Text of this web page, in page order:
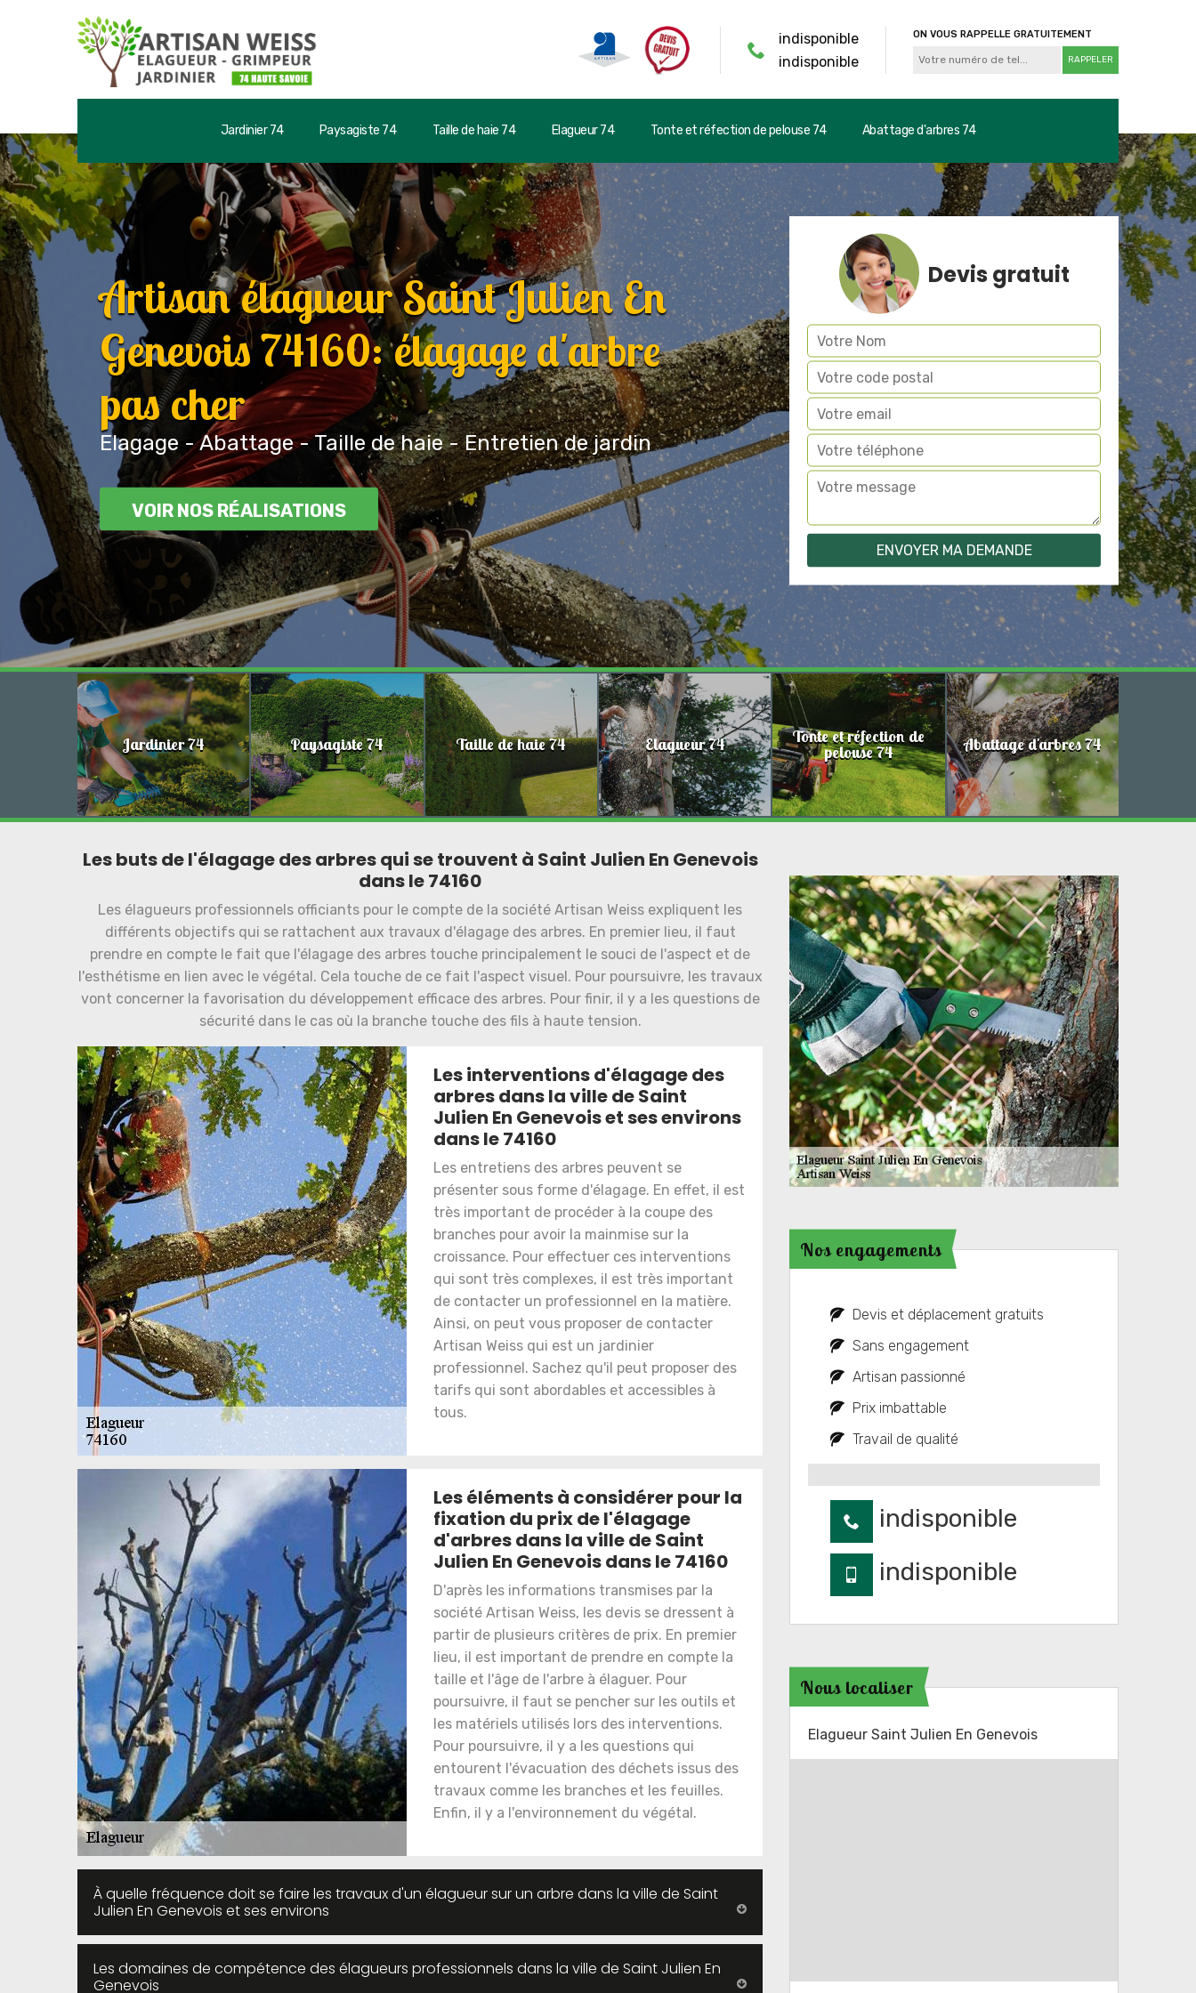
indisponible
indisponible
ON VOUS RAPPELLE GRATUITEMENT
Jardinier 74 Paysagiste 74 Taille de haie 74 Elagueur 74 Tonte et réfection de pelouse 74 Abattage d'arbres 74
Artisan élagueur Saint Julien En
Genevois 74160: élagage d'arbre
pas cher
Elagage - Abattage - Taille de haie - Entretien de jardin
VOIR NOS RÉALISATIONS
Devis gratuit
Jardinier 74 Paysagiste 74 Taille de haie 74 Elagueur 74 Tonte et réfection de
pelouse 74 Abattage d'arbres 74
Les buts de l'élagage des arbres qui se trouvent à Saint Julien En Genevois
dans le 74160
Les élagueurs professionnels officiants pour le compte de la société Artisan Weiss expliquent les
différents objectifs qui se rattachent aux travaux d'élagage des arbres. En premier lieu, il faut
prendre en compte le fait que l'élagage des arbres touche principalement le souci de l'aspect et de
l'esthétisme en lien avec le végétal. Cela touche de ce fait l'aspect visuel. Pour poursuivre, les travaux
vont concerner la favorisation du développement efficace des arbres. Pour finir, il y a les questions de
sécurité dans le cas où la branche touche des fils à haute tension.
Les interventions d'élagage des
arbres dans la ville de Saint
Julien En Genevois et ses environs
dans le 74160
Les entretiens des arbres peuvent se
présenter sous forme d'élagage. En effet, il est
très important de procéder à la coupe des
branches pour avoir la mainmise sur la
croissance. Pour effectuer ces interventions
qui sont très complexes, il est très important
de contacter un professionnel en la matière.
Ainsi, on peut vous proposer de contacter
Artisan Weiss qui est un jardinier
professionnel. Sachez qu'il peut proposer des
tarifs qui sont abordables et accessibles à
tous.
Les éléments à considérer pour la
fixation du prix de l'élagage
d'arbres dans la ville de Saint
Julien En Genevois dans le 74160
D'après les informations transmises par la
société Artisan Weiss, les devis se dressent à
partir de plusieurs critères de prix. En premier
lieu, il est important de prendre en compte la
taille et l'âge de l'arbre à élaguer. Pour
poursuivre, il faut se pencher sur les outils et
les matériels utilisés lors des interventions.
Pour poursuivre, il y a les questions qui
entourent l'évacuation des déchets issus des
travaux comme les branches et les feuilles.
Enfin, il y a l'environnement du végétal.
À quelle fréquence doit se faire les travaux d'un élagueur sur un arbre dans la ville de Saint
Julien En Genevois et ses environs
Les domaines de compétence des élagueurs professionnels dans la ville de Saint Julien En
Genevois
Nos engagements
Devis et déplacement gratuits
Sans engagement
Artisan passionné
Prix imbattable
Travail de qualité
indisponible
indisponible
Nous localiser
Elagueur Saint Julien En Genevois